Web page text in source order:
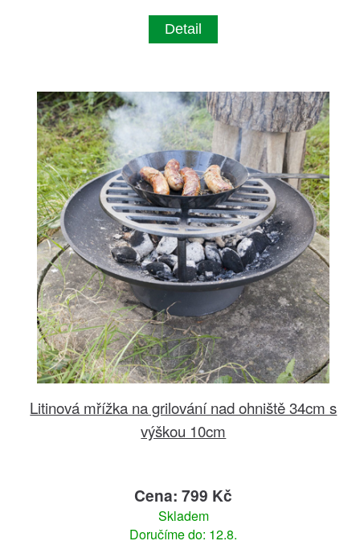
Detail
Litinová mřížka na grilování nad ohniště 34cm s
výškou 10cm
Cena: 799 Kč
Skladem
Doručíme do: 12.8.